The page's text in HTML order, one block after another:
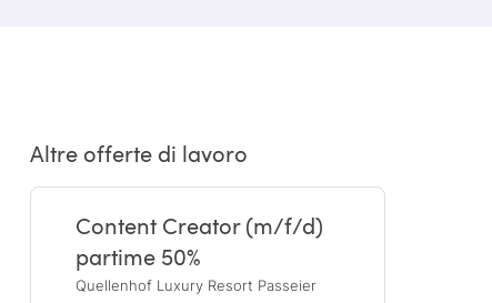
Altre offerte di lavoro
Content Creator (m/f/d)
partime 50%
Quellenhof Luxury Resort Passeier